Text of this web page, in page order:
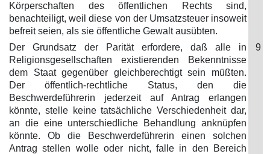
Körperschaften des öffentlichen Rechts sind,
benachteiligt, weil diese von der Umsatzsteuer insoweit
befreit seien, als sie öffentliche Gewalt ausübten.
Der Grundsatz der Parität erfordere, daß alle in
Religionsgesellschaften existierenden Bekenntnisse
dem Staat gegenüber gleichberechtigt sein müßten.
Der öffentlich-rechtliche Status, den die
Beschwerdeführerin jederzeit auf Antrag erlangen
könnte, stelle keine tatsächliche Verschiedenheit dar,
an die eine unterschiedliche Behandlung anknüpfen
könnte. Ob die Beschwerdeführerin einen solchen
Antrag stellen wolle oder nicht, falle in den Bereich
9